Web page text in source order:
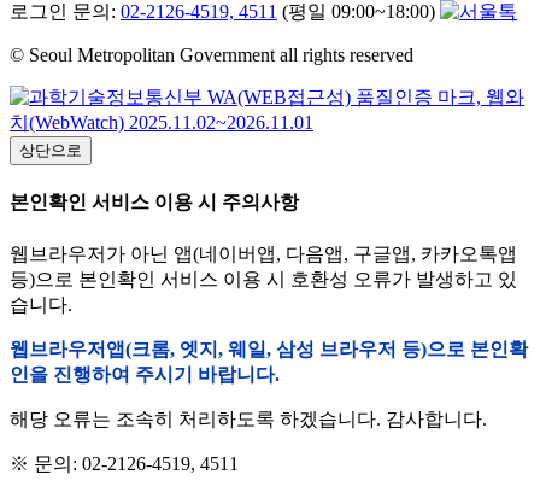
로그인 문의: 02-2126-4519, 4511 (평일 09:00~18:00)
© Seoul Metropolitan Government all rights reserved
상단으로
본인확인 서비스 이용 시 주의사항
웹브라우저가 아닌 앱(네이버앱, 다음앱, 구글앱, 카카오톡앱
등)으로 본인확인 서비스 이용 시 호환성 오류가 발생하고 있
습니다.
웹브라우저앱(크롬, 엣지, 웨일, 삼성 브라우저 등)으로 본인확
인을 진행하여 주시기 바랍니다.
해당 오류는 조속히 처리하도록 하겠습니다. 감사합니다.
※ 문의: 02-2126-4519, 4511